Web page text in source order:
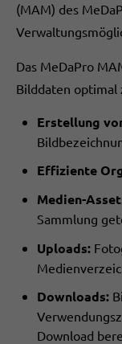
(MAM) des
Das MeDaPro
Bilddaten optimal
Erstellung
Effiziente
Medien-
Sammlung
Uploads:
Downloads:
Download